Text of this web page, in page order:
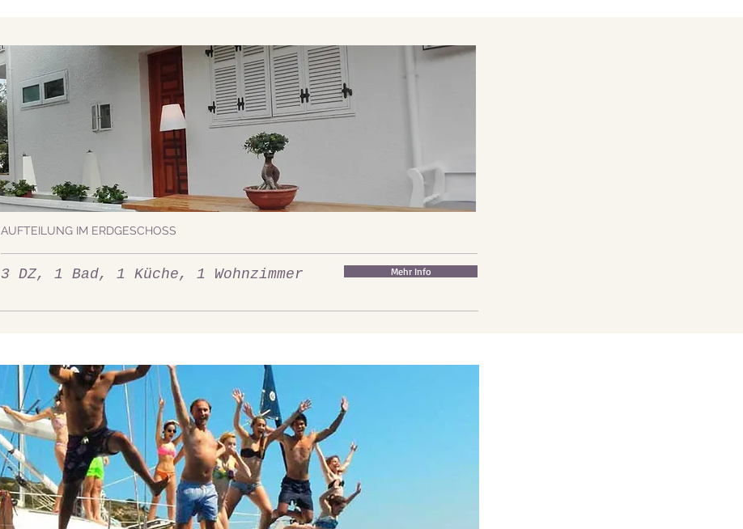
AUFTEILUNG IM ERDGESCHOSS
3 DZ, 1 Bad, 1 Küche, 1 Wohnzimmer Mehr Info